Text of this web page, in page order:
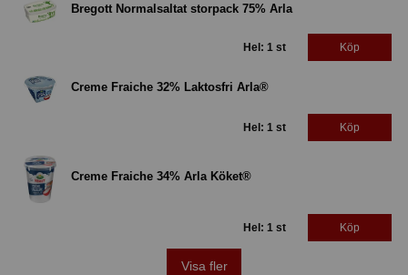
Bregott Normalsaltat storpack 75% Arla
Hel: 1 st Köp
Creme Fraiche 32% Laktosfri Arla®
Hel: 1 st Köp
Creme Fraiche 34% Arla Köket®
Hel: 1 st Köp
Visa fler